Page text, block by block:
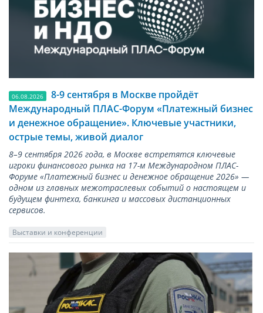
06.08.2026
8-9 сентября в Москве пройдёт
Международный ПЛАС-Форум «Платежный бизнес
и денежное обращение». Ключевые участники,
острые темы, живой диалог
8–9 сентября 2026 года, в Москве встретятся ключевые
игроки финансового рынка на 17-м Международном ПЛАС-
Форуме «Платежный бизнес и денежное обращение 2026» —
одном из главных межотраслевых событий о настоящем и
будущем финтеха, банкинга и массовых дистанционных
сервисов.
Выставки и конференции